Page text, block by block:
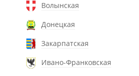
Волынская
Донецкая
Закарпатская
Ивано-Франковская